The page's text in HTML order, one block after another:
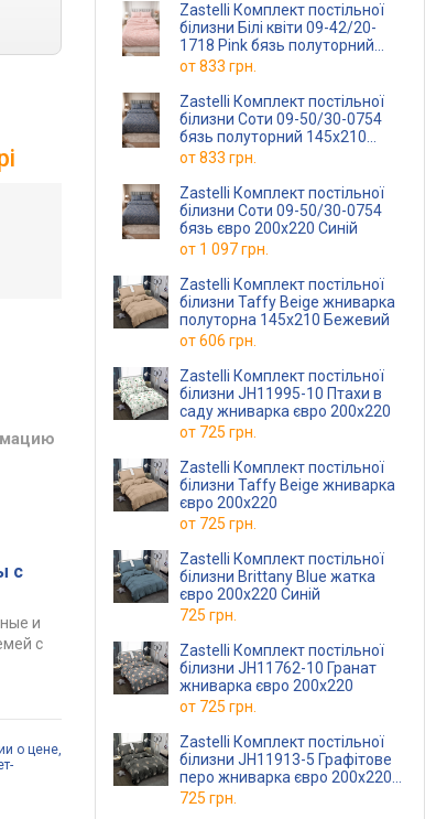
с
и
с
о цене,
Zastelli Комплект постільної
білизни Білі квіти 09-42/20-
1718 Pink бязь полуторний
145х210 Рожевий
от833 грн.
Zastelli Комплект постільної
білизни Соти 09-50/30-0754
бязь полуторний 145х210
Синій
от833 грн.
Zastelli Комплект постільної
білизни Соти 09-50/30-0754
бязь євро 200х220 Синій
от 1 097 грн.
Zastelli Комплект постільної
білизни Taffy Beige жниварка
полуторна 145х210 Бежевий
от606 грн.
Zastelli Комплект постільної
білизни JH11995-10 Птахи в
саду жниварка євро 200х220
от 725 грн.
Zastelli Комплект постільної
білизни Taffy Beige жниварка
євро 200х220
от 725 грн.
Zastelli Комплект постільної
білизни Brittany Blue жатка
євро 200х220 Синій
725 грн.
Zastelli Комплект постільної
білизни JH11762-10 Гранат
жниварка євро 200х220
от 725 грн.
Zastelli Комплект постільної
білизни JH11913-5 Графітове
перо жниварка євро 200х220
Сірий
725 грн.